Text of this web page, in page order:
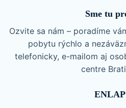
Sme tu
Ozvite sa nám – poradíme
pobytu rýchlo a
telefonicky, e-mailom aj
centre
ENLAP